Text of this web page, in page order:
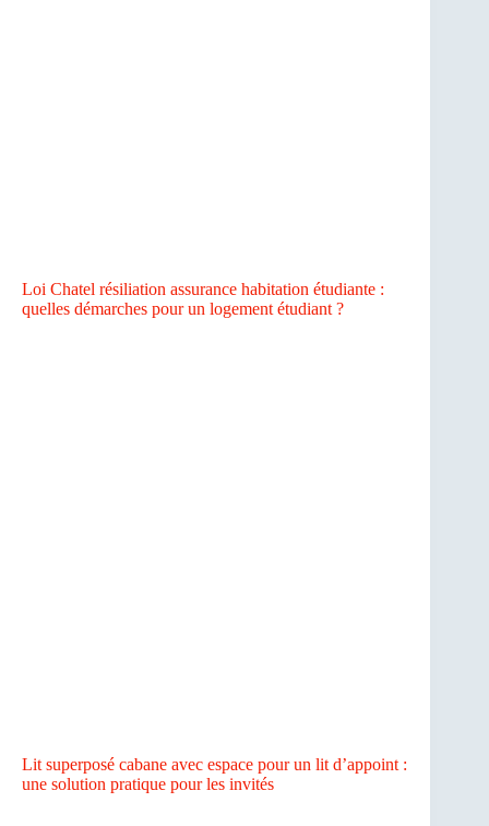
Loi Chatel résiliation assurance habitation étudiante :
quelles démarches pour un logement étudiant ?
Lit superposé cabane avec espace pour un lit d’appoint :
une solution pratique pour les invités